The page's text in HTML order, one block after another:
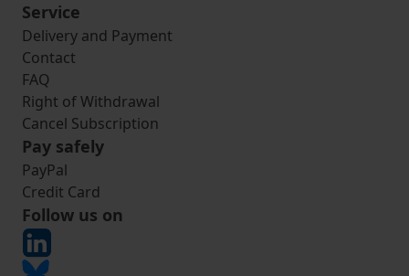
Service
Delivery and Payment
Contact
FAQ
Right of Withdrawal
Cancel Subscription
Pay safely
PayPal
Credit Card
Follow us on